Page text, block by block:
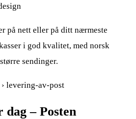
på nett eller på ditt nærmeste
i god kvalitet, med norsk
sendinger.
levering-av-post
– Posten